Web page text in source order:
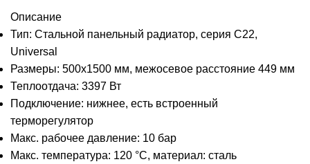
Описание
Тип: Стальной панельный радиатор, серия C22,
Universal
Размеры: 500х1500 мм, межосевое расстояние 449 мм
Теплоотдача: 3397 Вт
Подключение: нижнее, есть встроенный
терморегулятор
Макс. рабочее давление: 10 бар
Макс. температура: 120 °C, материал: сталь